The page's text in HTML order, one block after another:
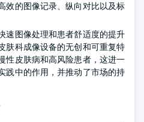
效的图像记录、纵向对比以及标
速图像处理和患者舒适度的提升
肤科成像设备的无创和可重复特
性皮肤病和高风险患者，这进一
践中的作用，并推动了市场的持